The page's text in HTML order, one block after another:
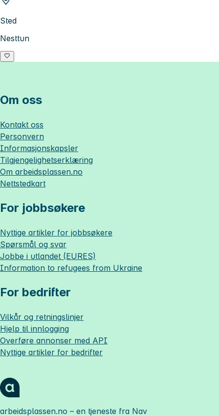
Sted
Nesttun
Om oss
Kontakt oss
Personvern
Informasjonskapsler
Tilgjengelighetserklæring
Om arbeidsplassen.no
Nettstedkart
For jobbsøkere
Nyttige artikler for jobbsøkere
Spørsmål og svar
Jobbe i utlandet (EURES)
Information to refugees from Ukraine
For bedrifter
Vilkår og retningslinjer
Hjelp til innlogging
Overføre annonser med API
Nyttige artikler for bedrifter
arbeidsplassen.no – en tjeneste fra Nav